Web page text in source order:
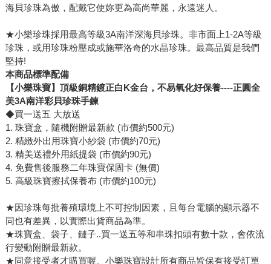
海貝珍珠為傲，配戴它使妳更為高尚華麗，永遠迷人。
★小樂珍珠採用最高等級3A南洋深海貝珍珠。非市面上1-2A等級
珍珠，或用珍珠粉壓成或施華洛奇的水晶珍珠。最高品質是我們
堅持!
本商品標準配備
【小樂珠寶】頂級銅精鍍正白K金台，不易氧化好保養----正圓全
美3A南洋彩貝珍珠手鍊
◆買一送五 大放送
1. 珠寶盒，隨機附贈最新款 (市價約500元)
2. 精緻外出用珠寶小紗袋 (市價約70元)
3. 精美送禮外用紙提袋 (市價約90元)
4. 免費售後服務二年珠寶保固卡 (無價)
5. 高級珠寶擦拭保養布 (市價約100元)
★因珍珠每批養殖環境上不可控制因素，且每台電腦的顯示器不
同也有差異，以實際出貨商品為準。
★珠寶盒、袋子、鏈子..買一送五等和串珠扣頭有數十款，會依流
行變動附贈最新款。
★同意接受者才購買喔。小樂珠寶設計所有商品皆保有接受訂單